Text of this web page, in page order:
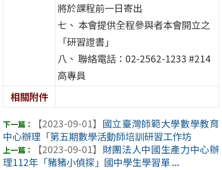
將於課程前一日寄出
七、 本會提供全程參與者本會開立之
「研習證書」
八、 聯絡電話：02-2562-1233 #214
高專員
相關附件
【2023-09-01】 國立臺灣師範大學數學教育
中心辦理「第五期數學活動師培訓研習工作坊
【2023-09-01】 財團法人中國生產力中心辦
理112年「豬豬小偵探」國中學生學習單 ...